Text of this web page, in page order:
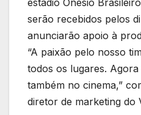
serão recebidos pelos
anunciarão apoio à
“A paixão pelo nosso
todos os lugares.
também no cinema,”
diretor de marketing do